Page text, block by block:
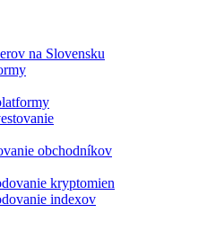
na Slovensku
obchodníkov
kryptomien
indexov